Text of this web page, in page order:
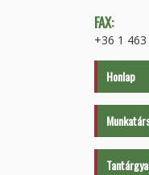
FAX:
+36 1
Honlap